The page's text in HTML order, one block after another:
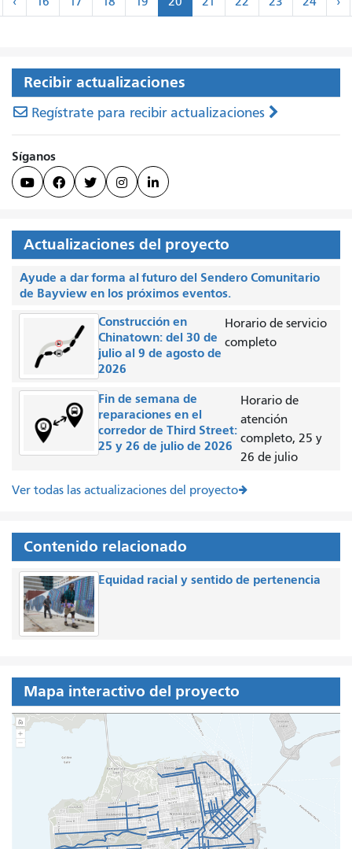
Anterior
>
Recibir actualizaciones
Regístrate para recibir actualizaciones
Síganos
    
Actualizaciones del proyecto
Ayude a dar forma al futuro del Sendero Comunitario
de Bayview en los próximos eventos.
Construcción en
Chinatown: del 30 de
julio al 9 de agosto de
2026
Horario de servicio
completo
Fin de semana de
reparaciones en el
corredor de Third Street:
25 y 26 de julio de 2026
Horario de
atención
completo, 25 y
26 de julio
Ver todas las actualizaciones del proyecto
Contenido relacionado
Equidad racial y sentido de pertenencia
Mapa interactivo del proyecto